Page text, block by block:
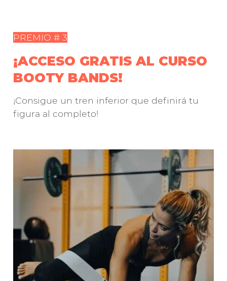
PREMIO # 3
¡ACCESO GRATIS AL CURSO
BOOTY BANDS!
¡Consigue un tren inferior que definirá tu
figura al completo!